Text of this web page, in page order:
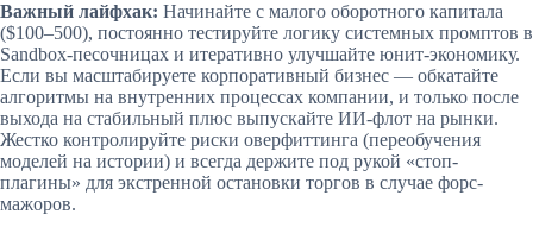
Важный лайфхак: Начинайте с малого оборотного капитала
($100–500), постоянно тестируйте логику системных промптов в
Sandbox-песочницах и итеративно улучшайте юнит-экономику.
Если вы масштабируете корпоративный бизнес — обкатайте
алгоритмы на внутренних процессах компании, и только после
выхода на стабильный плюс выпускайте ИИ-флот на рынки.
Жестко контролируйте риски оверфиттинга (переобучения
моделей на истории) и всегда держите под рукой «стоп-
плагины» для экстренной остановки торгов в случае форс-
мажоров.